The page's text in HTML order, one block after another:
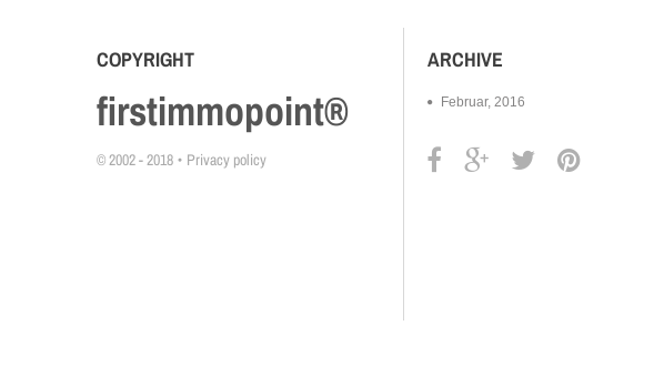
ARCHIVE
Februar, 2016
COPYRIGHT
firstimmopoint®
© 2002 - 2018 Privacy policy